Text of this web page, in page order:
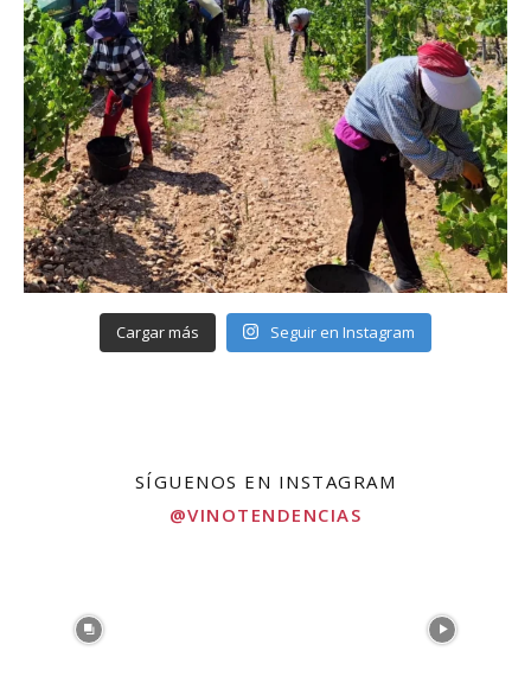
Cargar más Seguir en Instagram
SÍGUENOS EN INSTAGRAM
@VINOTENDENCIAS